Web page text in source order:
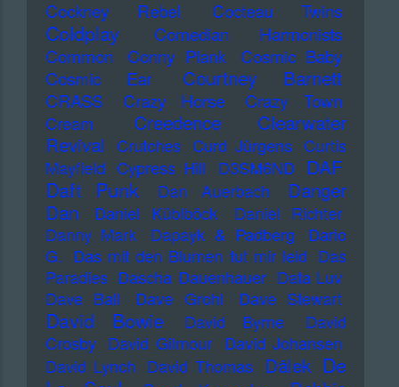
Cockney Rebel
Cocteau Twins
Coldplay
Comedian Harmonists
Common
Conny Plank
Cosmic Baby
Cosmic Ear
Courtney Barnett
CRASS Crazy Horse Crazy Town
Cream
Creedence Clearwater
Revival
Crutches Curd Jürgens Curtis
Mayfield Cypress Hill D3SM6ND DAF
Daft Punk Dan Auerbach
Danger
Dan
Daniel Küblböck
Daniel Richter
Danny Mark
Dapayk & Padberg
Dario
G. Das mit den Blumen tut mir leid Das
Paradies Dascha Dauenhauer Data Luv
Dave Ball
Dave Grohl Dave Stewart
David Bowie David Byrne
David
Crosby David Gilmour David Johansen
David Lynch David Thomas Dälek De